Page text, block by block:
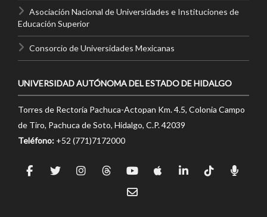
Asociación Nacional de Universidades e Instituciones de
Educación Superior
Consorcio de Universidades Mexicanas
UNIVERSIDAD AUTÓNOMA DEL ESTADO DE HIDALGO
Torres de Rectoría Pachuca-Actopan Km. 4.5, Colonia Campo
de Tiro, Pachuca de Soto, Hidalgo, C.P. 42039
Teléfono: +52 (771)7172000